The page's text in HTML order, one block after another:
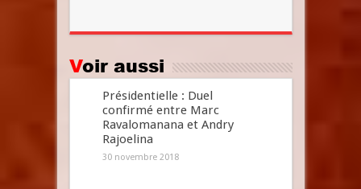
Voir aussi
Présidentielle : Duel
confirmé entre Marc
Ravalomanana et Andry
Rajoelina
30 novembre 2018